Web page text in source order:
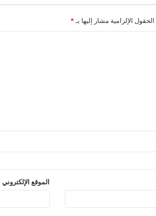
الحقول الإلزامية مشار إليها بـ *
الموقع الإلكتروني